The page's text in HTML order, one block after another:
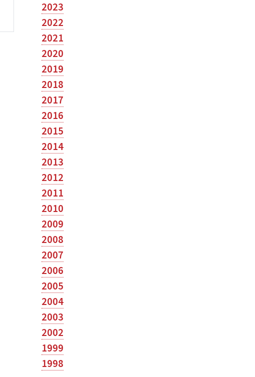
2023
2022
2021
2020
2019
2018
2017
2016
2015
2014
2013
2012
2011
2010
2009
2008
2007
2006
2005
2004
2003
2002
1999
1998